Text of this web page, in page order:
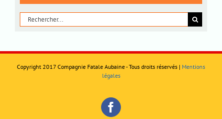
Rechercher:
Copyright 2017 Compagnie Fatale Aubaine - Tous droits réservés | Mentions
légales
Facebook